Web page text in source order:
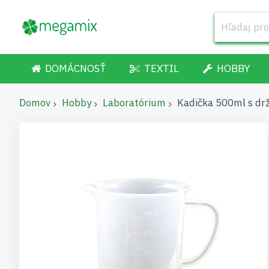
DOMÁCNOSŤ TEXTIL HOBBY
Domov Hobby Laboratórium Kadička 500ml s